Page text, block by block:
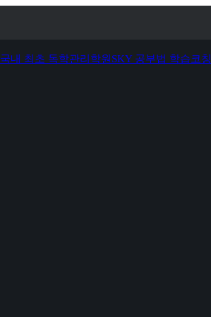
국내 최초 독학관리학원 SKY 공부법 학습코칭